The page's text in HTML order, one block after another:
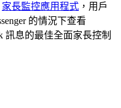
家長監控應用程式 ，用戶
的情況下查看
訊息的最佳全面家長控制